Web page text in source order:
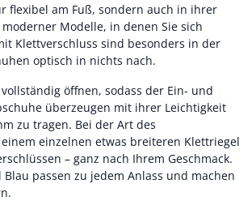
flexibel am Fuß, sondern auch in ihrer
Modelle, in denen Sie sich
Klettverschluss sind besonders in der
optisch in nichts nach.
öffnen, sodass der Ein- und
überzeugen mit ihrer Leichtigkeit
zu tragen. Bei der Art des
einzelnen etwas breiteren Klettriegel
– ganz nach Ihrem Geschmack.
passen zu jedem Anlass und machen